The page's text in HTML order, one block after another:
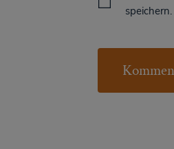
speichern.